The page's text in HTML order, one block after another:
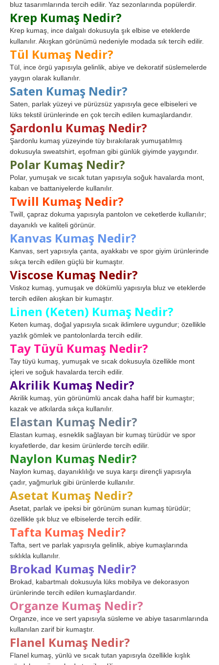
bluz tasarımlarında tercih edilir. Yaz sezonlarında popülerdir.
Krep Kumaş Nedir?
Krep kumaş, ince dalgalı dokusuyla şık elbise ve eteklerde
kullanılır. Akışkan görünümü nedeniyle modada sık tercih edilir.
Tül Kumaş Nedir?
Tül, ince örgü yapısıyla gelinlik, abiye ve dekoratif süslemelerde
yaygın olarak kullanılır.
Saten Kumaş Nedir?
Saten, parlak yüzeyi ve pürüzsüz yapısıyla gece elbiseleri ve
lüks tekstil ürünlerinde en çok tercih edilen kumaşlardandır.
Şardonlu Kumaş Nedir?
Şardonlu kumaş yüzeyinde tüy bırakılarak yumuşatılmış
dokusuyla sweatshirt, eşofman gibi günlük giyimde yaygındır.
Polar Kumaş Nedir?
Polar, yumuşak ve sıcak tutan yapısıyla soğuk havalarda mont,
kaban ve battaniyelerde kullanılır.
Twill Kumaş Nedir?
Twill, çapraz dokuma yapısıyla pantolon ve ceketlerde kullanılır;
dayanıklı ve kaliteli görünür.
Kanvas Kumaş Nedir?
Kanvas, sert yapısıyla çanta, ayakkabı ve spor giyim ürünlerinde
sıkça tercih edilen güçlü bir kumaştır.
Viscose Kumaş Nedir?
Viskoz kumaş, yumuşak ve dökümlü yapısıyla bluz ve eteklerde
tercih edilen akışkan bir kumaştır.
Linen (Keten) Kumaş Nedir?
Keten kumaş, doğal yapısıyla sıcak iklimlere uygundur; özellikle
yazlık gömlek ve pantolonlarda tercih edilir.
Tay Tüyü Kumaş Nedir?
Tay tüyü kumaş, yumuşak ve sıcak dokusuyla özellikle mont
içleri ve soğuk havalarda tercih edilir.
Akrilik Kumaş Nedir?
Akrilik kumaş, yün görünümlü ancak daha hafif bir kumaştır;
kazak ve atkılarda sıkça kullanılır.
Elastan Kumaş Nedir?
Elastan kumaş, esneklik sağlayan bir kumaş türüdür ve spor
kıyafetlerde, dar kesim ürünlerde tercih edilir.
Naylon Kumaş Nedir?
Naylon kumaş, dayanıklılığı ve suya karşı dirençli yapısıyla
çadır, yağmurluk gibi ürünlerde kullanılır.
Asetat Kumaş Nedir?
Asetat, parlak ve ipeksi bir görünüm sunan kumaş türüdür;
özellikle şık bluz ve elbiselerde tercih edilir.
Tafta Kumaş Nedir?
Tafta, sert ve parlak yapısıyla gelinlik, abiye kumaşlarında
sıklıkla kullanılır.
Brokad Kumaş Nedir?
Brokad, kabartmalı dokusuyla lüks mobilya ve dekorasyon
ürünlerinde tercih edilen kumaşlardandır.
Organze Kumaş Nedir?
Organze, ince ve sert yapısıyla süsleme ve abiye tasarımlarında
kullanılan zarif bir kumaştır.
Flanel Kumaş Nedir?
Flanel kumaş, yünlü ve sıcak tutan yapısıyla özellikle kışlık